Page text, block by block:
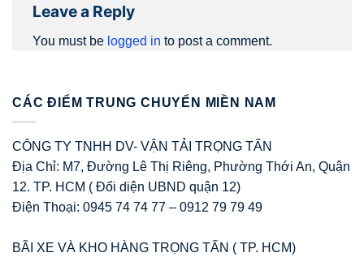
Leave a Reply
You must be logged in to post a comment.
CÁC ĐIỂM TRUNG CHUYỂN MIỀN NAM
CÔNG TY TNHH DV- VẬN TẢI TRỌNG TẤN
Địa Chỉ: M7, Đường Lê Thị Riêng, Phường Thới An, Quận
12. TP. HCM ( Đối diện UBND quận 12)
Điện Thoại: 0945 74 74 77 – 0912 79 79 49
BÃI XE VÀ KHO HÀNG TRỌNG TẤN ( TP. HCM)